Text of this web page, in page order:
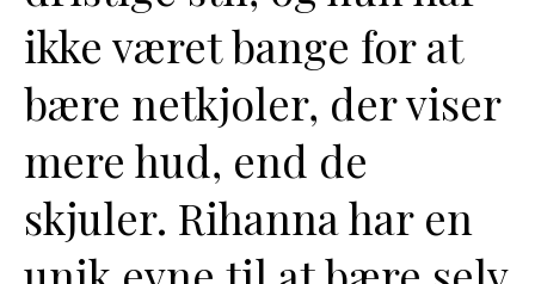
ikke været bange for at
bære netkjoler, der viser
mere hud, end de
skjuler. Rihanna har en